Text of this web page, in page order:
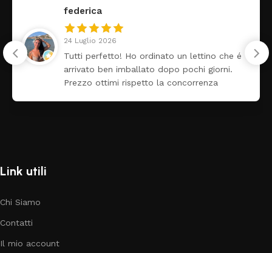
federica
24 Luglio 2026
Tutti perfetto! Ho ordinato un lettino che é
arrivato ben imballato dopo pochi giorni.
Prezzo ottimi rispetto la concorrenza
Link utili
Chi Siamo
Contatti
Il mio account